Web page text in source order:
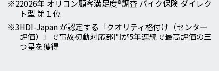
※22026年 オリコン顧客満足度®調査 バイク保険 ダイレク
ト型 第１位
※3HDI-Japan が認定する「クオリティ格付け（センター
評価）」で事故初動対応部門が5年連続で最高評価の三
つ星を獲得